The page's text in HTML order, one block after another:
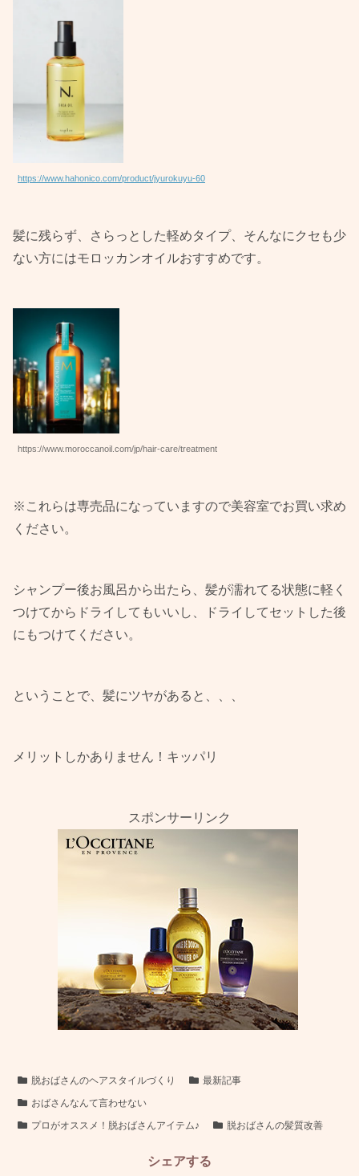
https://www.hahonico.com/product/jyurokuyu-60
髪に残らず、さらっとした軽めタイプ、そんなにクセも少
ない方にはモロッカンオイルおすすめです。
https://www.moroccanoil.com/jp/hair-care/treatment
※これらは専売品になっていますので美容室でお買い求め
ください。
シャンプー後お風呂から出たら、髪が濡れてる状態に軽く
つけてからドライしてもいいし、ドライしてセットした後
にもつけてください。
ということで、髪にツヤがあると、、、
メリットしかありません！キッパリ
スポンサーリンク
脱おばさんのヘアスタイルづくり
最新記事
おばさんなんて言わせない
プロがオススメ！脱おばさんアイテム♪
脱おばさんの髪質改善
シェアする